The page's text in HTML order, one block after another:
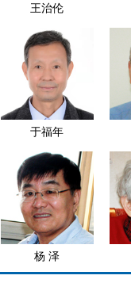
王治伦
于福年
杨 泽